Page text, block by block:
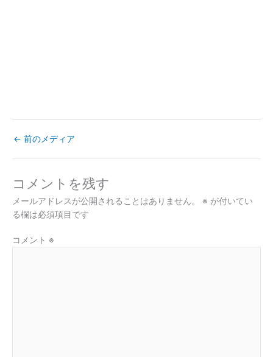
← 前のメディア
コメントを残す
メールアドレスが公開されることはありません。 ※ が付いてい
る欄は必須項目です
コメント ※